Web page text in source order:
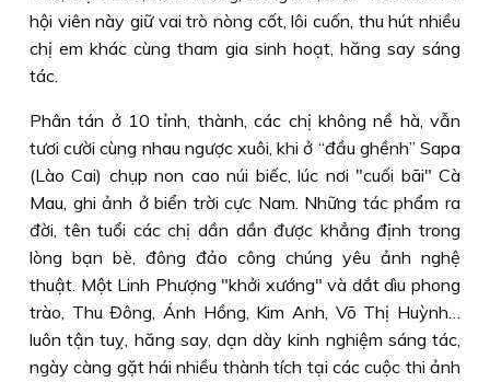
hội viên này giữ vai trò nòng cốt, lôi cuốn, thu hút nhiều
chị em khác cùng tham gia sinh hoạt, hăng say sáng
tác.
Phân tán ở 10 tỉnh, thành, các chị không nề hà, vẫn
tươi cười cùng nhau ngược xuôi, khi ở “đầu ghềnh” Sapa
(Lào Cai) chụp non cao núi biếc, lúc nơi "cuối bãi" Cà
Mau, ghi ảnh ở biển trời cực Nam. Những tác phẩm ra
đời, tên tuổi các chị dần dần được khẳng định trong
lòng bạn bè, đông đảo công chúng yêu ảnh nghệ
thuật. Một Linh Phượng "khởi xướng" và dắt dìu phong
trào, Thu Ðông, Ánh Hồng, Kim Anh, Võ Thị Huỳnh…
luôn tận tuỵ, hăng say, dạn dày kinh nghiệm sáng tác,
ngày càng gặt hái nhiều thành tích tại các cuộc thi ảnh